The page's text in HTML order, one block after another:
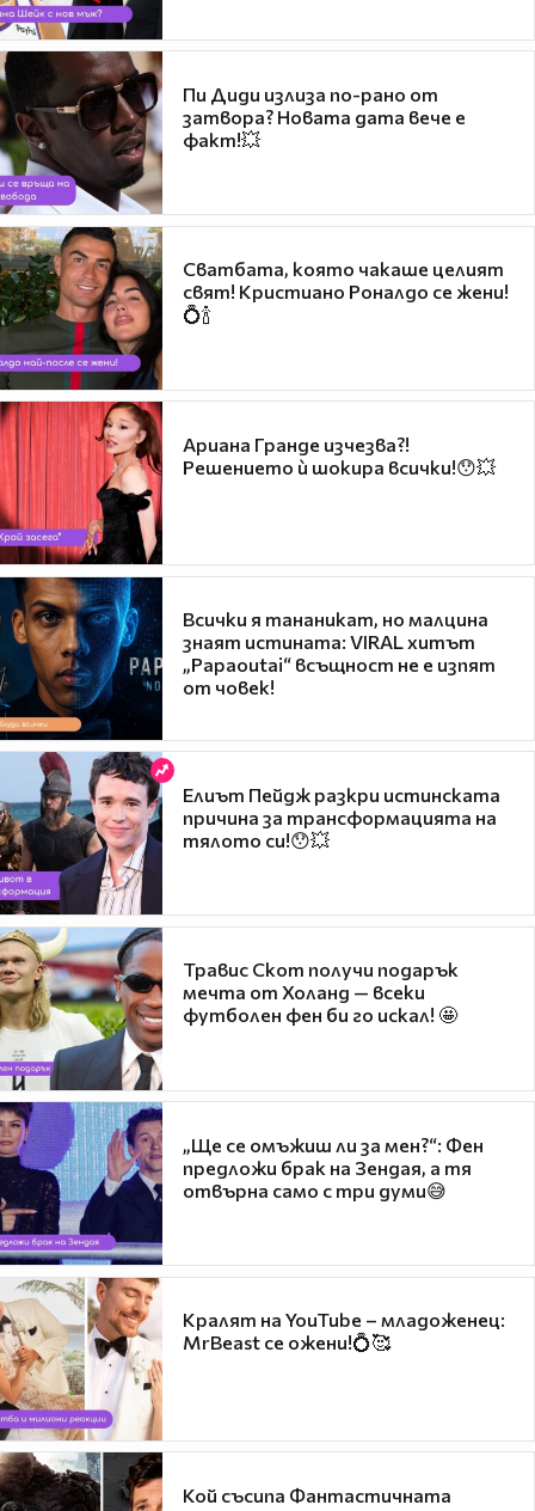
Пи Диди излиза по-рано от
затвора? Новата дата вече е
факт!💥
Сватбата, която чакаше целият
свят! Кристиано Роналдо се жени!
💍🍾
Ариана Гранде изчезва?!
Решението ѝ шокира всички!😯💥
Всички я тананикат, но малцина
знаят истината: VIRAL хитът
„Papaoutai“ всъщност не е изпят
от човек!
Елиът Пейдж разкри истинската
причина за трансформацията на
тялото си!😯💥
Травис Скот получи подарък
мечта от Холанд — всеки
футболен фен би го искал! 🤩
„Ще се омъжиш ли за мен?“: Фен
предложи брак на Зендая, а тя
отвърна само с три думи😅
Кралят на YouTube – младоженец:
MrBeast се ожени!💍🥰
Кой съсипа Фантастичната